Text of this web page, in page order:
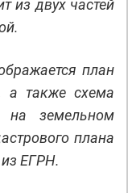
из двух частей
план
а также схема
на земельном
плана
ЕГРН.